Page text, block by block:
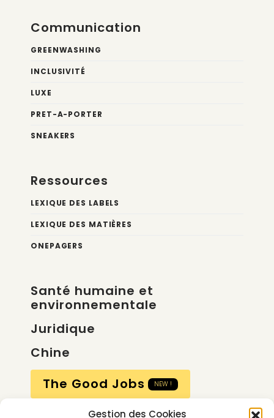
Gestion des Cookies
Communication
GREENWASHING
INCLUSIVITÉ
LUXE
PRET-A-PORTER
SNEAKERS
Ressources
LEXIQUE DES LABELS
LEXIQUE DES MATIÈRES
ONEPAGERS
Santé humaine et
environnementale
Juridique
Chine
The Good Jobs
NEW !